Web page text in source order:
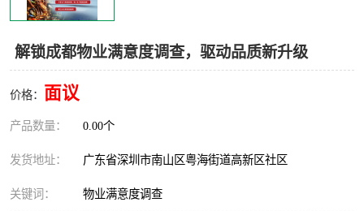
解锁成都物业满意度调查，驱动品质新升级
价格： 面议
产品数量： 0.00个
发货地址： 广东省深圳市南山区粤海街道高新区社区
关键词： 物业满意度调查